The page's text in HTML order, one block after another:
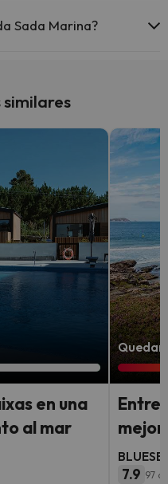
Sada Marina?
en una
al mar
Quedan
Entre
7.9 97